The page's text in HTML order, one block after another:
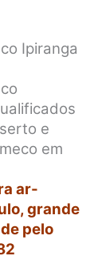
Ipiranga
e
em
ar-
grande
pelo